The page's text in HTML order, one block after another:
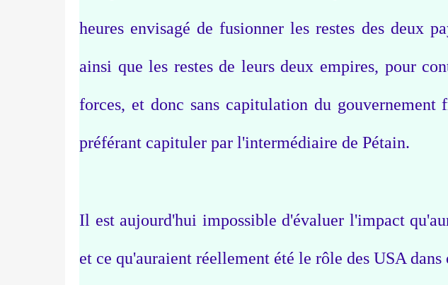
heures envisagé de fusionner les restes des deux
ainsi que les restes de leurs deux empires, pour
forces, et donc sans capitulation du gouvernement
préférant capituler par l'intermédiaire de Pétain.
Il est aujourd'hui impossible d'évaluer l'impact
et ce qu'auraient réellement été le rôle des USA